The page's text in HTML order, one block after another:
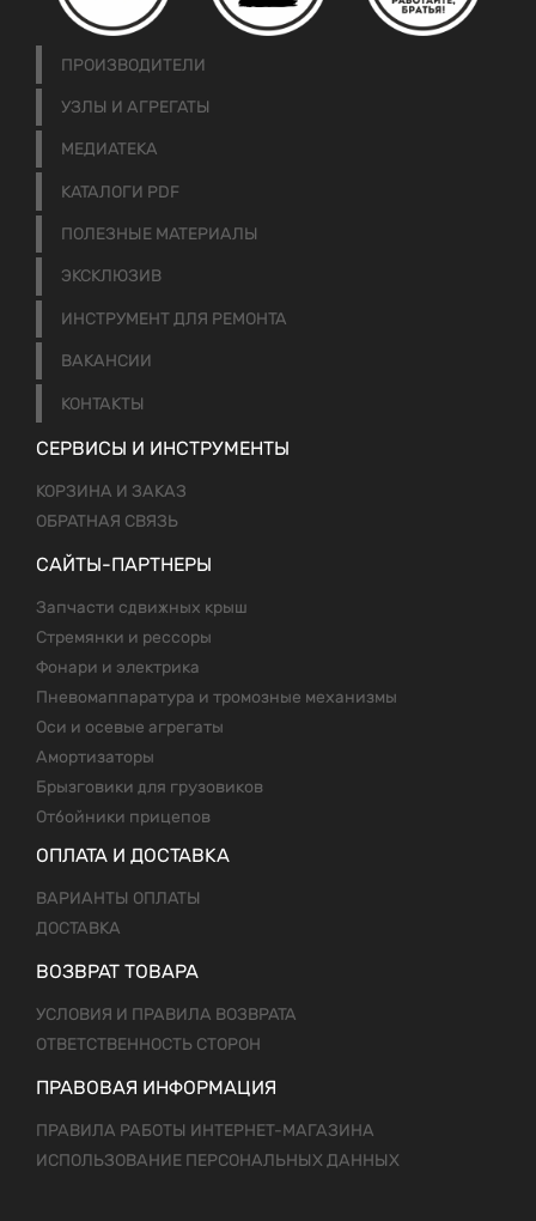
ПРОИЗВОДИТЕЛИ
УЗЛЫ И АГРЕГАТЫ
МЕДИАТЕКА
КАТАЛОГИ PDF
ПОЛЕЗНЫЕ МАТЕРИАЛЫ
ЭКСКЛЮЗИВ
ИНСТРУМЕНТ ДЛЯ РЕМОНТА
ВАКАНСИИ
КОНТАКТЫ
СЕРВИСЫ И ИНСТРУМЕНТЫ
КОРЗИНА И ЗАКАЗ
ОБРАТНАЯ СВЯЗЬ
САЙТЫ-ПАРТНЕРЫ
Запчасти сдвижных крыш
Стремянки и рессоры
Фонари и электрика
Пневомаппаратура и тромозные механизмы
Оси и осевые агрегаты
Амортизаторы
Брызговики для грузовиков
Отбойники прицепов
ОПЛАТА И ДОСТАВКА
ВАРИАНТЫ ОПЛАТЫ
ДОСТАВКА
ВОЗВРАТ ТОВАРА
УСЛОВИЯ И ПРАВИЛА ВОЗВРАТА
ОТВЕТСТВЕННОСТЬ СТОРОН
ПРАВОВАЯ ИНФОРМАЦИЯ
ПРАВИЛА РАБОТЫ ИНТЕРНЕТ-МАГАЗИНА
ИСПОЛЬЗОВАНИЕ ПЕРСОНАЛЬНЫХ ДАННЫХ